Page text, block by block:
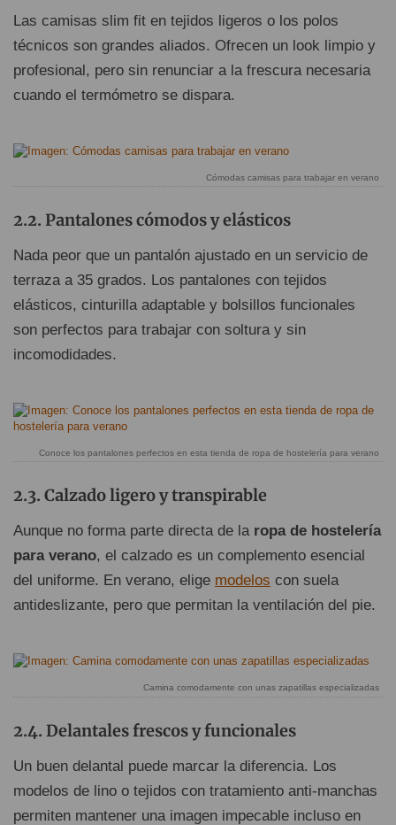
Las camisas slim fit en tejidos ligeros o los polos
técnicos son grandes aliados. Ofrecen un look limpio y
profesional, pero sin renunciar a la frescura necesaria
cuando el termómetro se dispara.
Cómodas camisas para trabajar en verano
Pantalones cómodos y elásticos
Nada peor que un pantalón ajustado en un servicio de
terraza a 35 grados. Los pantalones con tejidos
elásticos, cinturilla adaptable y bolsillos funcionales
son perfectos para trabajar con soltura y sin
incomodidades.
Conoce los pantalones perfectos en esta tienda de ropa de hostelería para verano
Calzado ligero y transpirable
Aunque no forma parte directa de la ropa de hostelería
para verano, el calzado es un complemento esencial
del uniforme. En verano, elige modelos con suela
antideslizante, pero que permitan la ventilación del pie.
Camina comodamente con unas zapatillas especializadas
Delantales frescos y funcionales
Un buen delantal puede marcar la diferencia. Los
modelos de lino o tejidos con tratamiento anti-manchas
permiten mantener una imagen impecable incluso en